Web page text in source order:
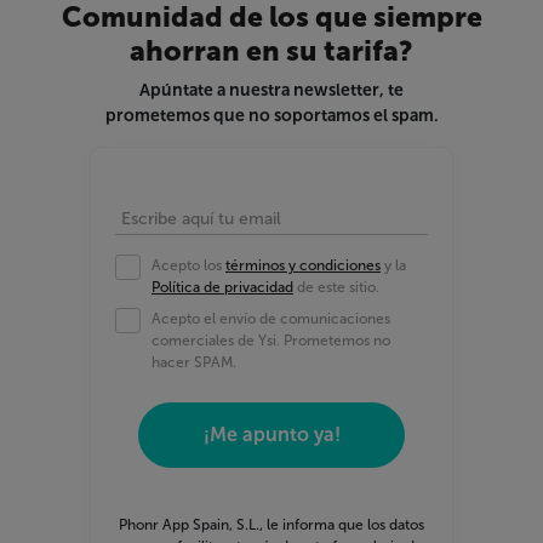
Coste establecimiento de llamadas
Si tiene promoción vigente
Dispone o no de permanencia
Sujeto o no a promoción
otra naturaleza como si incluye algún tipo de
gamepass para jugar online, si la oferta incluye
terminales, si está sujeta a cualquier tipo de
Ysi del producto telco.
Comunidad de los que siempre
ahorran en su tarifa?
Apúntate a nuestra newsletter, te
prometemos que no soportamos el spam.
Escribe aquí tu email
Acepto los términos y condiciones y la
Política de privacidad de este sitio.
Acepto el envío de comunicaciones
comerciales de Ysi. Prometemos no
hacer SPAM.
¡Me apunto ya!
Phonr App Spain, S.L., le informa que los datos